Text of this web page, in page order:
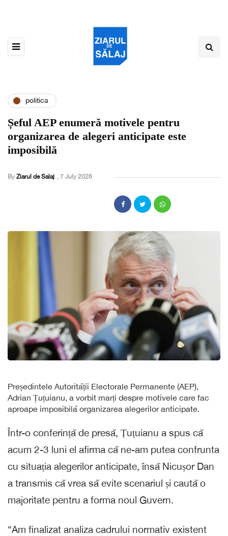
politica
Șeful AEP enumeră motivele pentru
organizarea de alegeri anticipate este
imposibilă
By Ziarul de Salaj , 7 July 2026
Președintele Autorității Electorale Permanente (AEP),
Adrian Țuțuianu, a vorbit marți despre motivele care fac
aproape imposibilă organizarea alegerilor anticipate.
Într-o conferință de presă, Țuțuianu a spus că
acum 2-3 luni el afirma că ne-am putea confrunta
cu situația alegerilor anticipate, însă Nicușor Dan
a transmis că vrea să evite scenariul și caută o
majoritate pentru a forma noul Guvern.
“Am finalizat analiza cadrului normativ existent